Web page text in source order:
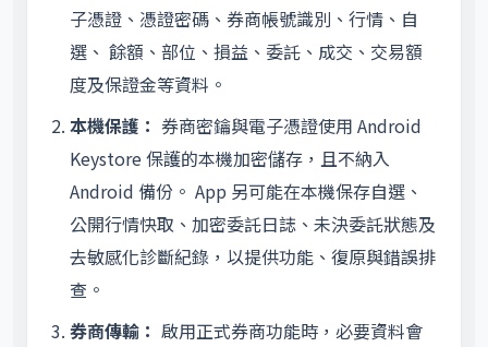
子憑證、憑證密碼、券商帳號識別、行情、自
選、 餘額、部位、損益、委託、成交、交易額
度及保證金等資料。
本機保護： 券商密鑰與電子憑證使用 Android
Keystore 保護的本機加密儲存，且不納入
Android 備份。 App 另可能在本機保存自選、
公開行情快取、加密委託日誌、未決委託狀態及
去敏感化診斷紀錄，以提供功能、復原與錯誤排
查。
券商傳輸： 啟用正式券商功能時，必要資料會